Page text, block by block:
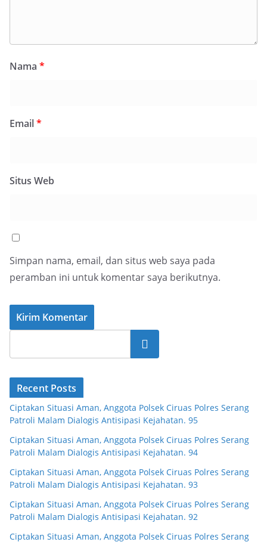
Nama *
Email*
Situs Web
Simpan nama, email, dan situs web saya pada
peramban ini untuk komentar saya berikutnya.
Cari
Recent Posts
Ciptakan Situasi Aman, Anggota Polsek Ciruas Polres Serang
Patroli Malam Dialogis Antisipasi Kejahatan. 95
Ciptakan Situasi Aman, Anggota Polsek Ciruas Polres Serang
Patroli Malam Dialogis Antisipasi Kejahatan. 94
Ciptakan Situasi Aman, Anggota Polsek Ciruas Polres Serang
Patroli Malam Dialogis Antisipasi Kejahatan. 93
Ciptakan Situasi Aman, Anggota Polsek Ciruas Polres Serang
Patroli Malam Dialogis Antisipasi Kejahatan. 92
Ciptakan Situasi Aman, Anggota Polsek Ciruas Polres Serang